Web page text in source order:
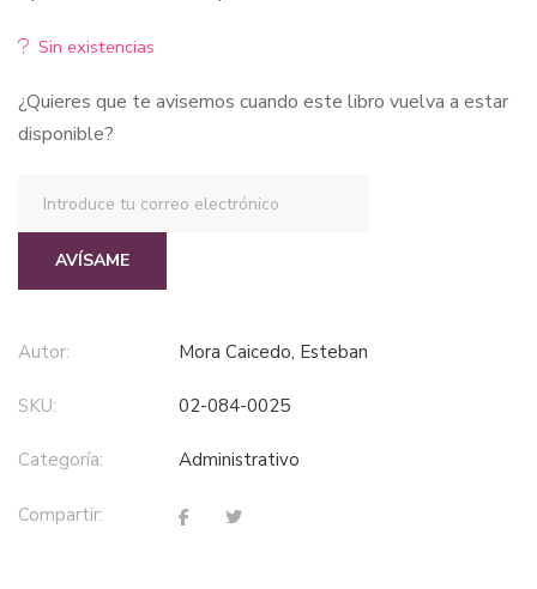
Sin existencias
¿Quieres que te avisemos cuando este libro vuelva a estar
disponible?
AVÍSAME
Autor: Mora Caicedo, Esteban
SKU: 02-084-0025
Categoría: administrativo
Compartir: